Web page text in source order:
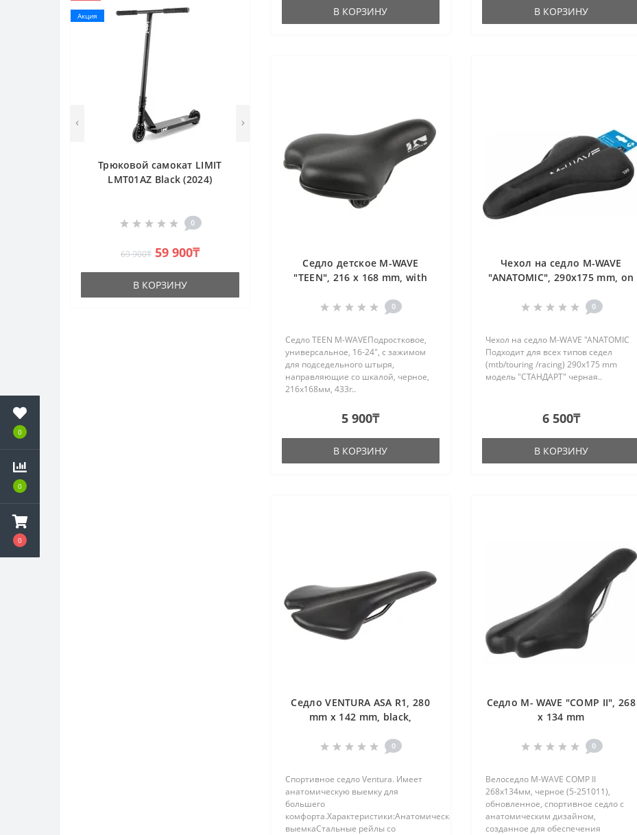
0
0
0
Акция
Трюковой самокат LIMIT
LMT01AZ Black (2024)
0
69 900₸ 59 900₸
В КОРЗИНУ
В КОРЗИНУ В КОРЗИНУ
Седло детское M-WAVE
"TEEN", 216 x 168 mm, with
0
Седло TEEN M-WAVEПодростковое,
универсальное, 16-24", с зажимом
для подседельного штыря,
направляющие со шкалой, черное,
216х168мм, 433г..
5 900₸
В КОРЗИНУ
Чехол на седло M-WAVE
"ANATOMIC", 290x175 mm, on
0
Чехол на седло M-WAVE "ANATOMIC
Подходит для всех типов седел
(mtb/touring /racing) 290x175 mm
модель "СТАНДАРТ" черная..
6 500₸
В КОРЗИНУ
Седло VENTURA ASA R1, 280
mm x 142 mm, black,
0
Спортивное седло Ventura. Имеет
анатомическую выемку для
большего
комфорта.Характеристики:Анатомическая
выемкаСтальные рейлы со
Седло M- WAVE "COMP II", 268
x 134 mm
0
Велоседло M-WAVE COMP II
268х134мм, черное (5-251011),
обновленное, спортивное седло с
анатомическим дизайном,
созданное для обеспечения